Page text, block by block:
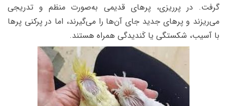
گرفت. در پرریزی، پرهای قدیمی به‌صورت منظم و تدریجی
می‌ریزند و پرهای جدید جای آن‌ها را می‌گیرند، اما در پرکنی پرها
با آسیب، شکستگی یا کَندیدگی همراه هستند.